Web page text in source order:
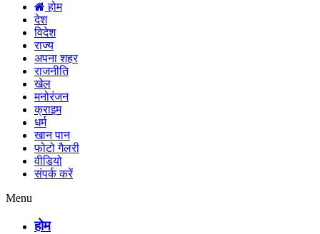
होम
देश
विदेश
राज्य
अपना शहर
राजनीति
खेल
मनोरंजन
क्राइम
धर्म
खान पान
फोटो गैलरी
वीडियो
संपर्क करें
Menu
होम